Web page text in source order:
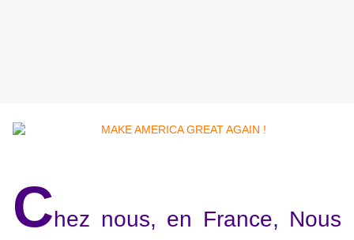
Chez nous, en France, Nous